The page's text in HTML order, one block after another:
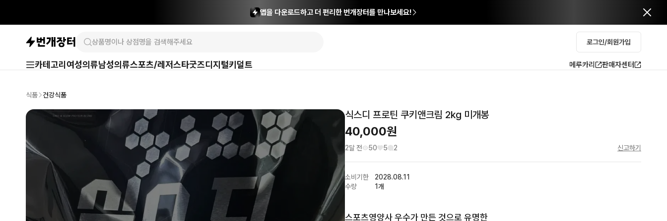
앱을 다운로드하고 더 편리한 번개장터를 만나보세요!
로그인/회원가입
카테고리 여성의류남성의류스포츠/레저스타굿즈디지털키덜트 메루카리 판매자센터
식품 건강식품
식스디 프로틴 쿠키앤크림 2kg 미개봉
40,000원
2달 전 50 5 2 신고하기
소비기한
2028.08.11
수량
1개
스포츠영양사 우수가 만든 것으로 유명한